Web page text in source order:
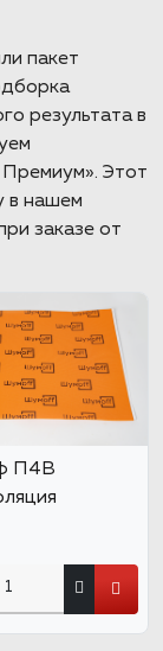
пакет
результата в
Премиум». Этот
в нашем
заказе от
П4В